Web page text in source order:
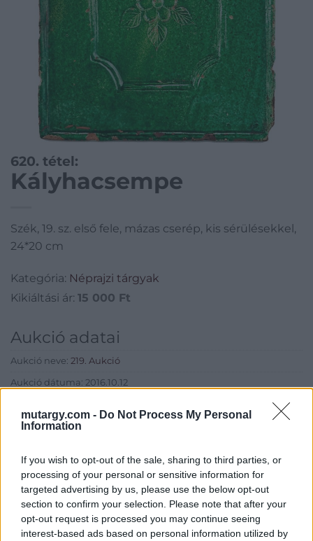
mutargy.com - Do Not Process My Personal
Information
If you wish to opt-out of the sale, sharing to third parties, or
processing of your personal or sensitive information for
targeted advertising by us, please use the below opt-out
section to confirm your selection. Please note that after your
opt-out request is processed you may continue seeing
interest-based ads based on personal information utilized by
620. tétel:
Kályhacsempe
Szék, 19. sz. első fele, mázas cserép, kis sérülésekkel,
24*20 cm
Kategória: Néprajzi tárgyak
Kikiáltási ár: 15 000 Ft
Aukció adatai
Aukció neve: 219. Aukció
Aukció dátuma: 2016.10.12
Aukció helye: Budapest, Balaton utca 8.
Eladó adatai
Eladó:Nagyházi Galéria és
Aukciósház